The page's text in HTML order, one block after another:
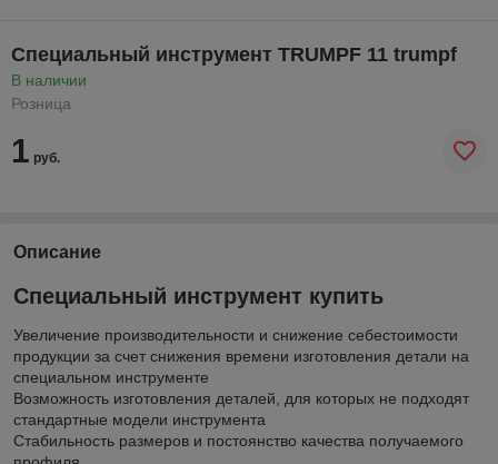
Специальный инструмент TRUMPF 11 trumpf
В наличии
Розница
1 руб.
Описание
Специальный инструмент купить
Увеличение производительности и снижение себестоимости
продукции за счет снижения времени изготовления детали на
специальном инструменте
Возможность изготовления деталей, для которых не подходят
стандартные модели инструмента
Стабильность размеров и постоянство качества получаемого